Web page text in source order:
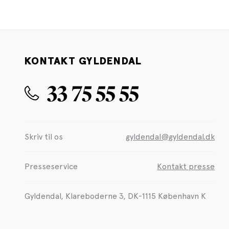
KONTAKT GYLDENDAL
33 75 55 55
Skriv til os gyldendal@gyldendal.dk
Presseservice Kontakt presse
Gyldendal, Klareboderne 3, DK-1115 København K